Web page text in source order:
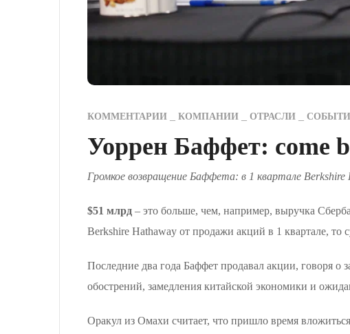
КОММЕНТАРИИ КОМПАНИИ ОТРАСЛИ
Уоррен Баффет: come
Громкое возвращение Баффета: в 1 квартале
$51 млрд – это больше, чем, например, выручка
Berkshire Hathaway от продажи акций в 1 квартале, то
Последние два года Баффет продавал акции, говоря о
обострений, замедления китайской экономики и
Оракул из Омахи считает, что пришло время